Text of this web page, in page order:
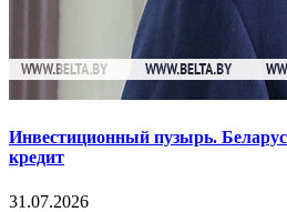
Инвестиционный пузырь.
кредит
31.07.2026